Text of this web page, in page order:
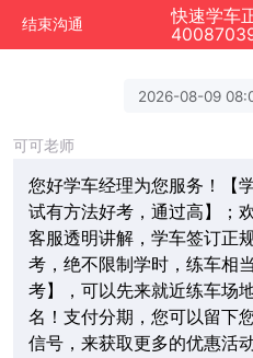
结束沟通
快速学车
2026-08-09
可可老师
您好学车经理为您服务！【
试有方法好考，通过高】；
客服透明讲解，学车签订正
考，绝不限制学时，练车相
考】，可以先来就近练车场
名！支付分期，您可以留下
信号，来获取更多的优惠活